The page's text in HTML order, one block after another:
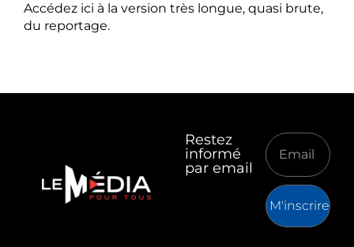
Accédez ici à la version très longue, quasi brute,
du reportage.
Restez
informé
par email
M'inscrire